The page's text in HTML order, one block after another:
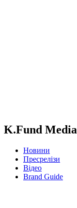
K.Fund Media
Новини
Пресрелізи
Відео
Brand Guide